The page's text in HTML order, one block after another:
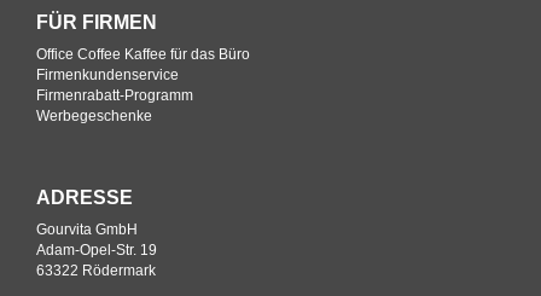
FÜR FIRMEN
Office Coffee Kaffee für das Büro
Firmenkundenservice
Firmenrabatt-Programm
Werbegeschenke
ADRESSE
Gourvita GmbH
Adam-Opel-Str. 19
63322 Rödermark